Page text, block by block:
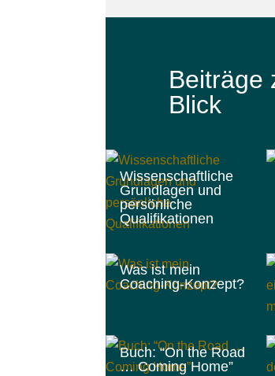
Beiträge
Blick
Wissenschaftliche
Grundlagen und
persönliche
Qualifikationen
Was ist mein
Coaching-Konzept?
Buch: “On the Road
… Coming Home”